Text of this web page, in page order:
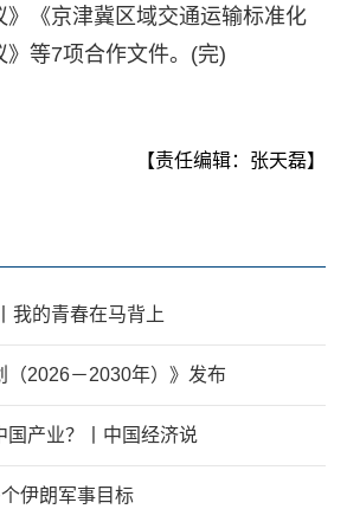
》《京津冀区域交通运输标准化
等7项合作文件。(完)
【责任编辑：张天磊】
我的青春在马背上
（2026－2030年）》发布
国产业？丨中国经济说
伊朗军事目标